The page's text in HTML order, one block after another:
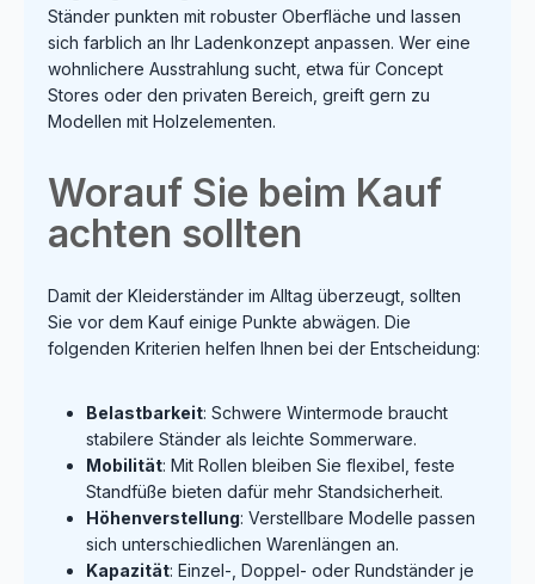
Ständer punkten mit robuster Oberfläche und lassen
sich farblich an Ihr Ladenkonzept anpassen. Wer eine
wohnlichere Ausstrahlung sucht, etwa für Concept
Stores oder den privaten Bereich, greift gern zu
Modellen mit Holzelementen.
Worauf Sie beim Kauf
achten sollten
Damit der Kleiderständer im Alltag überzeugt, sollten
Sie vor dem Kauf einige Punkte abwägen. Die
folgenden Kriterien helfen Ihnen bei der Entscheidung:
Belastbarkeit: Schwere Wintermode braucht
stabilere Ständer als leichte Sommerware.
Mobilität: Mit Rollen bleiben Sie flexibel, feste
Standfüße bieten dafür mehr Standsicherheit.
Höhenverstellung: Verstellbare Modelle passen
sich unterschiedlichen Warenlängen an.
Kapazität: Einzel-, Doppel- oder Rundständer je